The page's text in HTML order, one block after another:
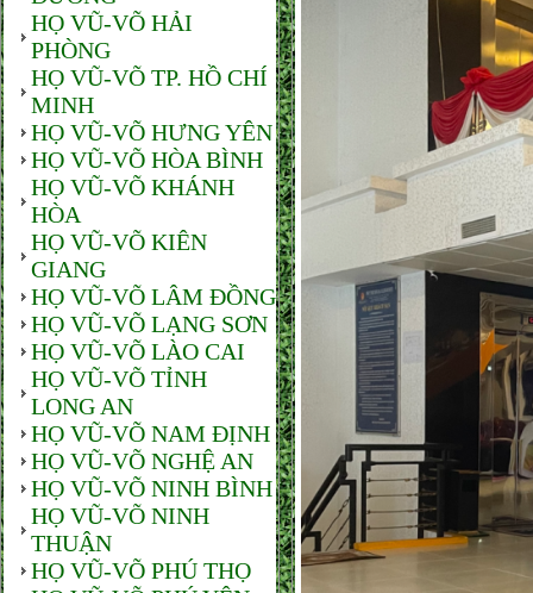
HỌ VŨ-VÕ HẢI
PHÒNG
HỌ VŨ-VÕ TP. HỒ CHÍ
MINH
HỌ VŨ-VÕ HƯNG YÊN
HỌ VŨ-VÕ HÒA BÌNH
HỌ VŨ-VÕ KHÁNH
HÒA
HỌ VŨ-VÕ KIÊN
GIANG
HỌ VŨ-VÕ LÂM ĐỒNG
HỌ VŨ-VÕ LẠNG SƠN
HỌ VŨ-VÕ LÀO CAI
HỌ VŨ-VÕ TỈNH
LONG AN
HỌ VŨ-VÕ NAM ĐỊNH
HỌ VŨ-VÕ NGHỆ AN
HỌ VŨ-VÕ NINH BÌNH
HỌ VŨ-VÕ NINH
THUẬN
HỌ VŨ-VÕ PHÚ THỌ